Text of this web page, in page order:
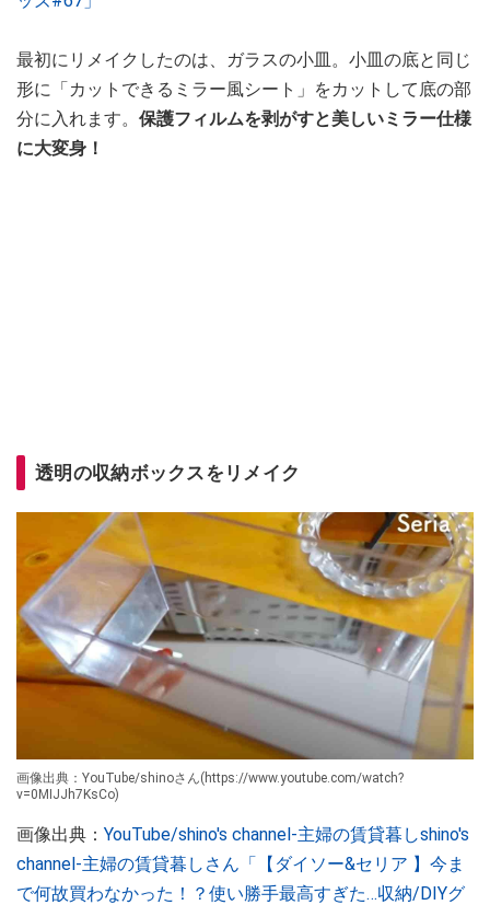
最初にリメイクしたのは、ガラスの小皿。小皿の底と同じ
形に「カットできるミラー風シート」をカットして底の部
分に入れます。 保護フィルムを剥がすと美しいミラー仕様
に大変身！
透明の収納ボックスをリメイク
画像出典：YouTube/shinoさん(https://www.youtube.com/watch?
v=0MIJJh7KsCo)
画像出典： YouTube/shino's channel-主婦の賃貸暮しshino's
channel-主婦の賃貸暮しさん「【ダイソー&セリア 】今ま
で何故買わなかった！？使い勝手最高すぎた…収納/DIYグ